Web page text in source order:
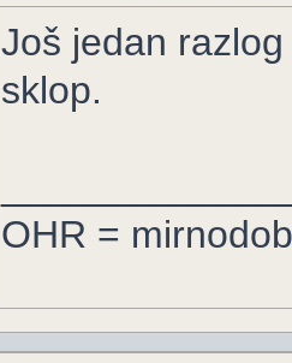
Još jedan
sklop.
OHR =